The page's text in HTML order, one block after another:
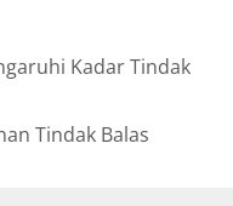
Kadar Tindak
Tindak Balas